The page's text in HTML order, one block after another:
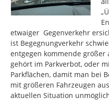
etwaiger  Gegenverkehr
ist Begegnungverkehr
entgegen kommende größer
gehört im Parkverbot, oder
Parkflächen, damit man bei
mit größeren Fahrzeugen
aktuellen Situation